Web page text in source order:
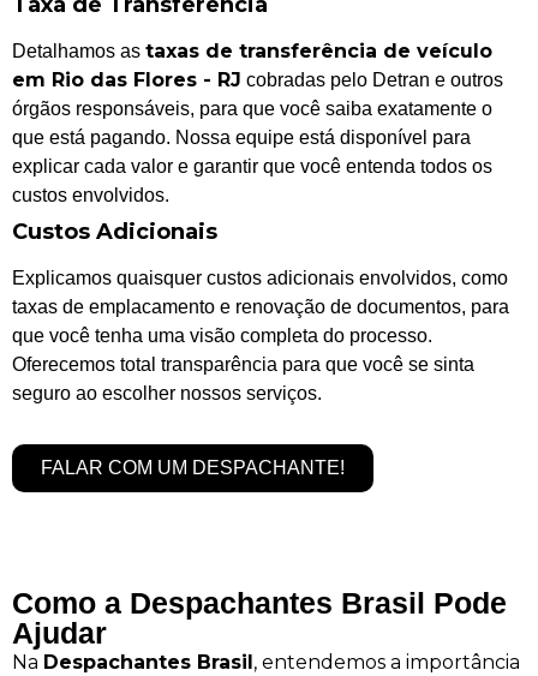
Detalhamos as taxas de transferência de veículo
em Rio das Flores - RJ cobradas pelo Detran e outros
órgãos responsáveis, para que você saiba exatamente o
que está pagando. Nossa equipe está disponível para
explicar cada valor e garantir que você entenda todos os
custos envolvidos.
Custos Adicionais
Explicamos quaisquer custos adicionais envolvidos, como
taxas de emplacamento e renovação de documentos, para
que você tenha uma visão completa do processo.
Oferecemos total transparência para que você se sinta
seguro ao escolher nossos serviços.
FALAR COM UM DESPACHANTE!
Como a Despachantes Brasil Pode
Ajudar
Na Despachantes Brasil, entendemos a importância